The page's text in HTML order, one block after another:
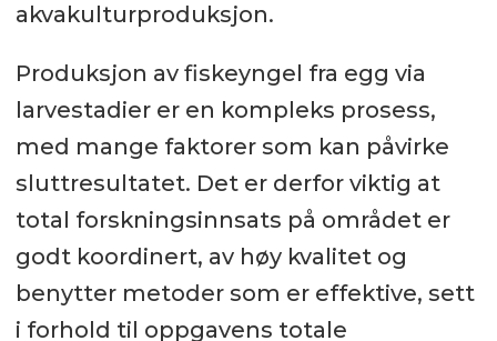
akvakulturproduksjon.
Produksjon av fiskeyngel fra egg via
larvestadier er en kompleks prosess,
med mange faktorer som kan påvirke
sluttresultatet. Det er derfor viktig at
total forskningsinnsats på området er
godt koordinert, av høy kvalitet og
benytter metoder som er effektive, sett
i forhold til oppgavens totale